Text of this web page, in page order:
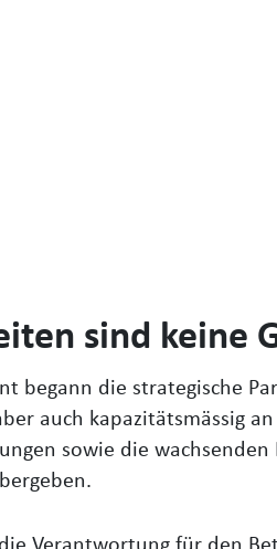
sind keine
begann die strategische
auch kapazitätsmässig
sowie die